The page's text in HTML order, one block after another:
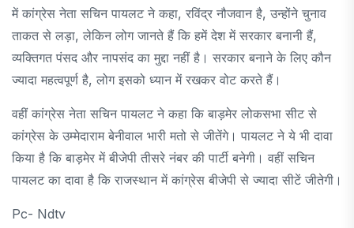
में कांग्रेस नेता सचिन पायलट ने कहा, रविंद्र नौजवान है, उन्होंने चुनाव
ताकत से लड़ा, लेकिन लोग जानते हैं कि हमें देश में सरकार बनानी हैं,
व्यक्तिगत पंसद और नापसंद का मुद्दा नहीं है। सरकार बनाने के लिए कौन
ज्यादा महत्वपूर्ण है, लोग इसको ध्यान में रखकर वोट करते हैं।
वहीं कांग्रेस नेता सचिन पायलट ने कहा कि बाड़मेर लोकसभा सीट से
कांग्रेस के उम्मेदाराम बेनीवाल भारी मतो से जीतेंगे। पायलट ने ये भी दावा
किया है कि बाड़मेर में बीजेपी तीसरे नंबर की पार्टी बनेगी। वहीं सचिन
पायलट का दावा है कि राजस्थान में कांग्रेस बीजेपी से ज्यादा सीटें जीतेगी।
Pc- Ndtv